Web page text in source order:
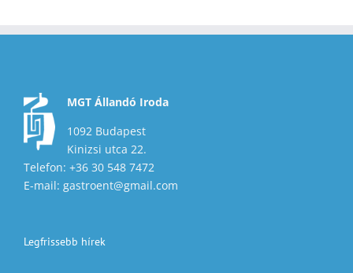
MGT Állandó Iroda
1092 Budapest
Kinizsi utca 22.
Telefon: +36 30 548 7472
E-mail: gastroent@gmail.com
Legfrissebb hírek